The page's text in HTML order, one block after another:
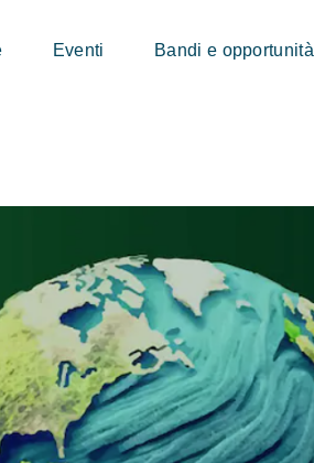
Eventi Bandi e opportunità